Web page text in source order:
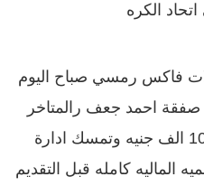
الكره
فاكس رمسي صباح اليوم
احمد جعف رالمتاخر
والتي تصل الي مليون و100 الف جنيه وتمسك ادارة
الماليه كامله قبل التقديم